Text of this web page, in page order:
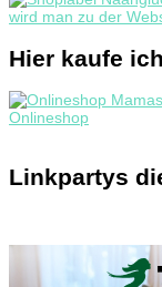
Hier kaufe
Linkpartys